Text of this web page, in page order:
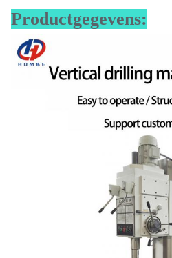
Productgegevens: